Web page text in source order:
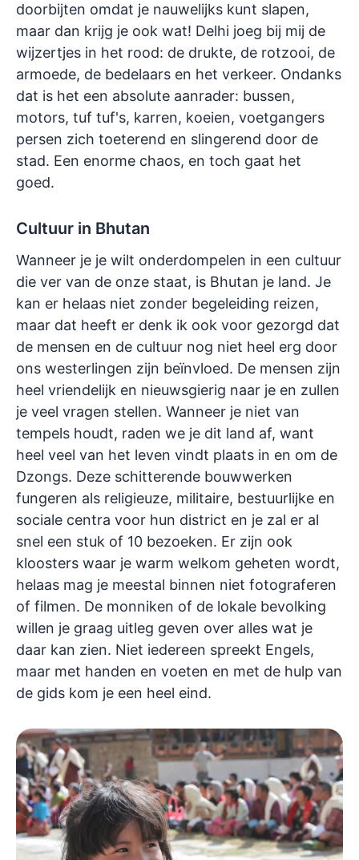
doorbijten omdat je nauwelijks kunt slapen,
maar dan krijg je ook wat! Delhi joeg bij mij de
wijzertjes in het rood: de drukte, de rotzooi, de
armoede, de bedelaars en het verkeer. Ondanks
dat is het een absolute aanrader: bussen,
motors, tuf tuf's, karren, koeien, voetgangers
persen zich toeterend en slingerend door de
stad. Een enorme chaos, en toch gaat het
goed.
Cultuur in Bhutan
Wanneer je je wilt onderdompelen in een cultuur
die ver van de onze staat, is Bhutan je land. Je
kan er helaas niet zonder begeleiding reizen,
maar dat heeft er denk ik ook voor gezorgd dat
de mensen en de cultuur nog niet heel erg door
ons westerlingen zijn beïnvloed. De mensen zijn
heel vriendelijk en nieuwsgierig naar je en zullen
je veel vragen stellen. Wanneer je niet van
tempels houdt, raden we je dit land af, want
heel veel van het leven vindt plaats in en om de
Dzongs. Deze schitterende bouwwerken
fungeren als religieuze, militaire, bestuurlijke en
sociale centra voor hun district en je zal er al
snel een stuk of 10 bezoeken. Er zijn ook
kloosters waar je warm welkom geheten wordt,
helaas mag je meestal binnen niet fotograferen
of filmen. De monniken of de lokale bevolking
willen je graag uitleg geven over alles wat je
daar kan zien. Niet iedereen spreekt Engels,
maar met handen en voeten en met de hulp van
de gids kom je een heel eind.